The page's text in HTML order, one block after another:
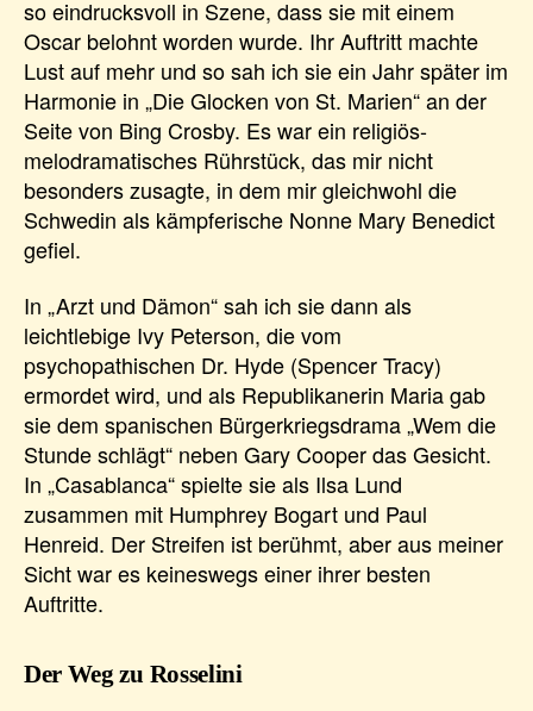
so eindrucksvoll in Szene, dass sie mit einem
Oscar belohnt worden wurde. Ihr Auftritt machte
Lust auf mehr und so sah ich sie ein Jahr später im
Harmonie in „Die Glocken von St. Marien“ an der
Seite von Bing Crosby. Es war ein religiös-
melodramatisches Rührstück, das mir nicht
besonders zusagte, in dem mir gleichwohl die
Schwedin als kämpferische Nonne Mary Benedict
gefiel.
In „Arzt und Dämon“ sah ich sie dann als
leichtlebige Ivy Peterson, die vom
psychopathischen Dr. Hyde (Spencer Tracy)
ermordet wird, und als Republikanerin Maria gab
sie dem spanischen Bürgerkriegsdrama „Wem die
Stunde schlägt“ neben Gary Cooper das Gesicht.
In „Casablanca“ spielte sie als Ilsa Lund
zusammen mit Humphrey Bogart und Paul
Henreid. Der Streifen ist berühmt, aber aus meiner
Sicht war es keineswegs einer ihrer besten
Auftritte.
Der Weg zu Rosselini